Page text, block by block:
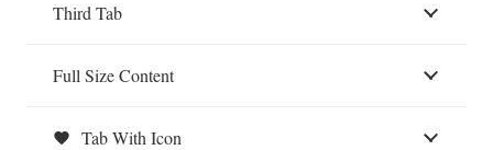
Third Tab
Full Size Content
favorite Tab With Icon